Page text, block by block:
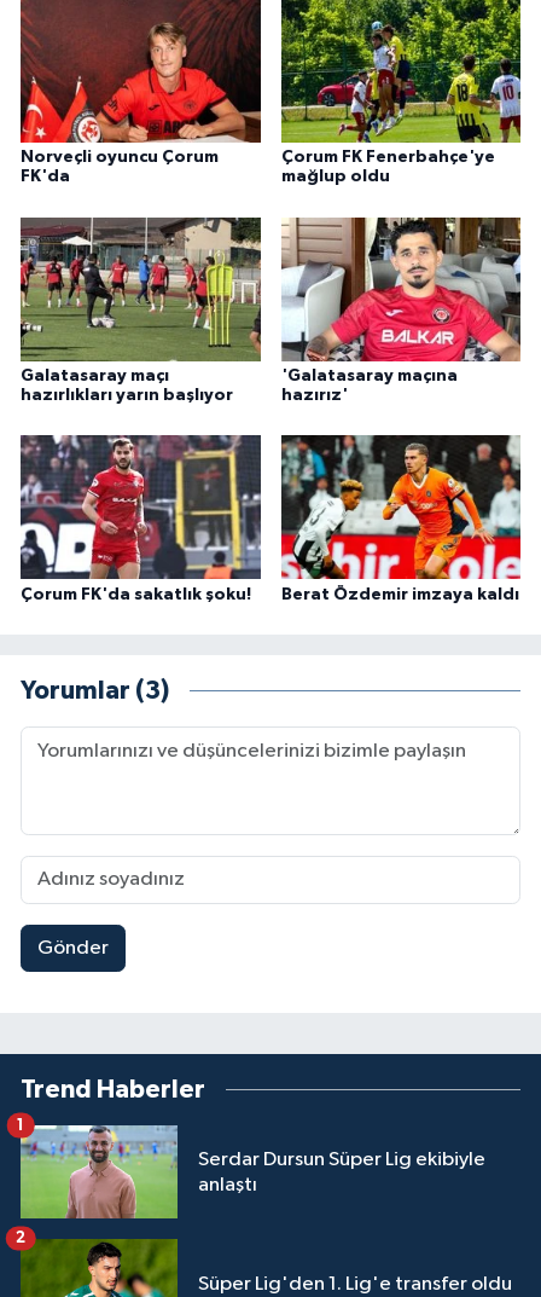
Norveçli oyuncu Çorum
FK'da
Çorum FK Fenerbahçe'ye
mağlup oldu
Galatasaray maçı
hazırlıkları yarın başlıyor
'Galatasaray maçına
hazırız'
Çorum FK'da sakatlık şoku! Berat Özdemir imzaya kaldı
Yorumlar (3)
Gönder
Trend Haberler
Serdar Dursun Süper Lig ekibiyle
anlaştı
1
Süper Lig'den 1. Lig'e transfer oldu
2